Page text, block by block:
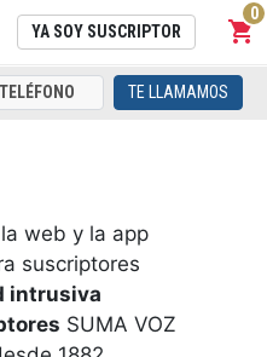
YA SOY SUSCRIPTOR shopping_cart
Carrito
0
TE LLAMAMOS
web y la app
suscriptores
intrusiva
SUMA VOZ